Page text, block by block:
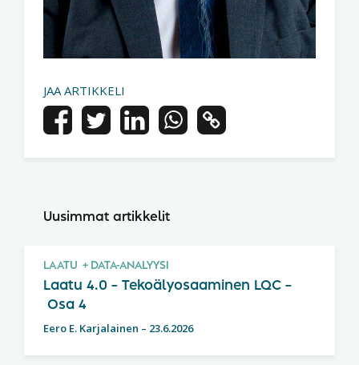
JAA ARTIKKELI
Uusimmat artikkelit
LAATU DATA-ANALYYSI
Laatu 4.0 – Tekoälyosaaminen LQC –
Osa 4
Eero E. Karjalainen – 23.6.2026